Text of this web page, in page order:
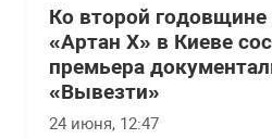
Ко второй годовщине
«Артан Х» в Киеве
премьера
«Вывезти»
24 июня, 12:47